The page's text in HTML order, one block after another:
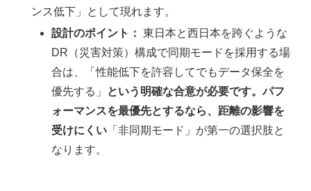
ンス低下」として現れます。
設計のポイント： 東日本と西日本を跨ぐような
DR（災害対策）構成で同期モードを採用する場
合は、「性能低下を許容してでもデータ保全を
優先する」 という明確な合意が必要です。パフ
ォーマンスを最優先とするなら、距離の影響を
受けにくい 「非同期モード」が第一の選択肢と
なります。